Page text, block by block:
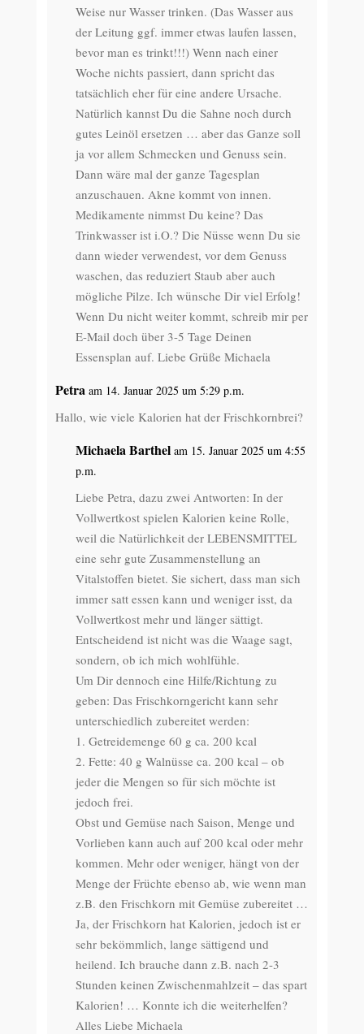
Weise nur Wasser trinken. (Das Wasser aus
der Leitung ggf. immer etwas laufen lassen,
bevor man es trinkt!!!) Wenn nach einer
Woche nichts passiert, dann spricht das
tatsächlich eher für eine andere Ursache.
Natürlich kannst Du die Sahne noch durch
gutes Leinöl ersetzen … aber das Ganze soll
ja vor allem Schmecken und Genuss sein.
Dann wäre mal der ganze Tagesplan
anzuschauen. Akne kommt von innen.
Medikamente nimmst Du keine? Das
Trinkwasser ist i.O.? Die Nüsse wenn Du sie
dann wieder verwendest, vor dem Genuss
waschen, das reduziert Staub aber auch
mögliche Pilze. Ich wünsche Dir viel Erfolg!
Wenn Du nicht weiter kommt, schreib mir per
E-Mail doch über 3-5 Tage Deinen
Essensplan auf. Liebe Grüße Michaela
Petra am 14. Januar 2025 um 5:29 p.m.
Hallo, wie viele Kalorien hat der Frischkornbrei?
Michaela Barthel am 15. Januar 2025 um 4:55
p.m.
Liebe Petra, dazu zwei Antworten: In der
Vollwertkost spielen Kalorien keine Rolle,
weil die Natürlichkeit der LEBENSMITTEL
eine sehr gute Zusammenstellung an
Vitalstoffen bietet. Sie sichert, dass man sich
immer satt essen kann und weniger isst, da
Vollwertkost mehr und länger sättigt.
Entscheidend ist nicht was die Waage sagt,
sondern, ob ich mich wohlfühle.
Um Dir dennoch eine Hilfe/Richtung zu
geben: Das Frischkorngericht kann sehr
unterschiedlich zubereitet werden:
1. Getreidemenge 60 g ca. 200 kcal
2. Fette: 40 g Walnüsse ca. 200 kcal – ob
jeder die Mengen so für sich möchte ist
jedoch frei.
Obst und Gemüse nach Saison, Menge und
Vorlieben kann auch auf 200 kcal oder mehr
kommen. Mehr oder weniger, hängt von der
Menge der Früchte ebenso ab, wie wenn man
z.B. den Frischkorn mit Gemüse zubereitet …
Ja, der Frischkorn hat Kalorien, jedoch ist er
sehr bekömmlich, lange sättigend und
heilend. Ich brauche dann z.B. nach 2-3
Stunden keinen Zwischenmahlzeit – das spart
Kalorien! … Konnte ich die weiterhelfen?
Alles Liebe Michaela